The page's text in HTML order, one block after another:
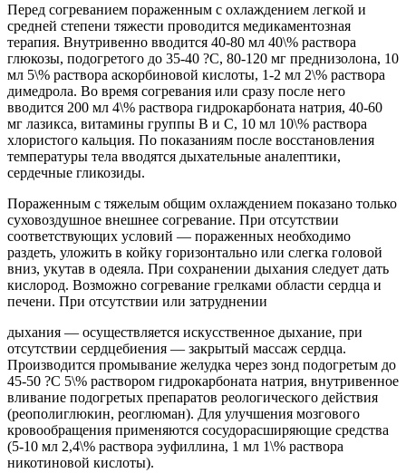
Перед согреванием пораженным с охлаждением легкой и
средней степени тяжести проводится медикаментозная
терапия. Внутривенно вводится 40-80 мл 40\% раствора
глюкозы, подогретого до 35-40 ?С, 80-120 мг преднизолона, 10
мл 5\% раствора аскорбиновой кислоты, 1-2 мл 2\% раствора
димедрола. Во время согревания или сразу после него
вводится 200 мл 4\% раствора гидрокарбоната натрия, 40-60
мг лазикса, витамины группы В и С, 10 мл 10\% раствора
хлористого кальция. По показаниям после восстановления
температуры тела вводятся дыхательные аналептики,
сердечные гликозиды.
Пораженным с тяжелым общим охлаждением показано только
суховоздушное внешнее согревание. При отсутствии
соответствующих условий — пораженных необходимо
раздеть, уложить в койку горизонтально или слегка головой
вниз, укутав в одеяла. При сохранении дыхания следует дать
кислород. Возможно согревание грелками области сердца и
печени. При отсутствии или затруднении
дыхания — осуществляется искусственное дыхание, при
отсутствии сердцебиения — закрытый массаж сердца.
Производится промывание желудка через зонд подогретым до
45-50 ?С 5\% раствором гидрокарбоната натрия, внутривенное
вливание подогретых препаратов реологического действия
(реополиглюкин, реоглюман). Для улучшения мозгового
кровообращения применяются сосудорасширяющие средства
(5-10 мл 2,4\% раствора эуфиллина, 1 мл 1\% раствора
никотиновой кислоты).